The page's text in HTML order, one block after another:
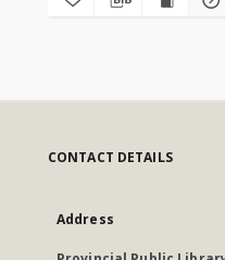
CONTACT DETAILS
Address